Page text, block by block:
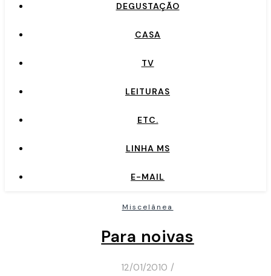
DEGUSTAÇÃO
CASA
TV
LEITURAS
ETC.
LINHA MS
E-MAIL
Miscelânea
Para noivas
12/01/2010 /